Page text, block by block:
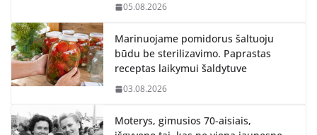
05.08.2026
Marinuojame pomidorus šaltuoju
būdu be sterilizavimo. Paprastas
receptas laikymui šaldytuve
03.08.2026
Moterys, gimusios 70-aisiais,